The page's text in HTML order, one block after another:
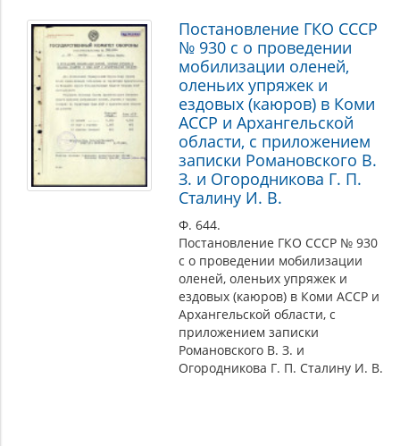
Постановление ГКО СССР
№ 930 с о проведении
мобилизации оленей,
оленьих упряжек и
ездовых (каюров) в Коми
АССР и Архангельской
области, с приложением
записки Романовского В.
З. и Огородникова Г. П.
Сталину И. В.
Ф. 644.
Постановление ГКО СССР № 930
с о проведении мобилизации
оленей, оленьих упряжек и
ездовых (каюров) в Коми АССР и
Архангельской области, с
приложением записки
Романовского В. З. и
Огородникова Г. П. Сталину И. В.